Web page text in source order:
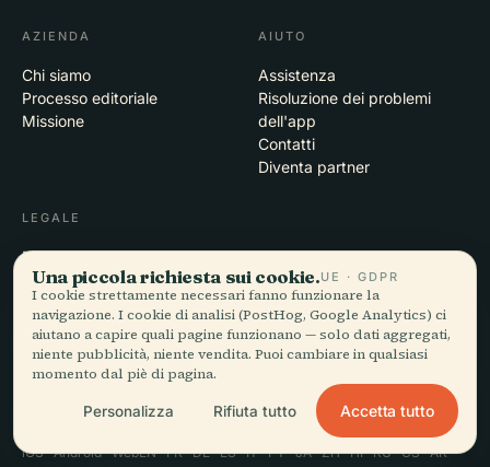
AZIENDA
Chi siamo
Processo editoriale
Missione
AIUTO
Assistenza
Risoluzione dei problemi
dell'app
Contatti
Diventa partner
LEGALE
Privacy
Termini
Impostazioni cookie
Elimina account
© 2026 Audiala · Realizzata a Morges, Svizzera, in viaggio e tra le
iOS · Android · WebEN · FR · DE · ES · IT · PT · JA · ZH · HI · RU · CS · AR
Una piccola richiesta sui cookie.UE · GDPR
I cookie strettamente necessari fanno funzionare la
navigazione. I cookie di analisi (PostHog, Google Analytics) ci
aiutano a capire quali pagine funzionano — solo dati aggregati,
niente pubblicità, niente vendita. Puoi cambiare in qualsiasi
momento dal piè di pagina.
Personalizza Rifiuta tutto Accetta tutto